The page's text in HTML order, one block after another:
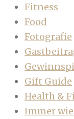
Fitness
Food
Fotografie
Gift Guide
Health &
Immer